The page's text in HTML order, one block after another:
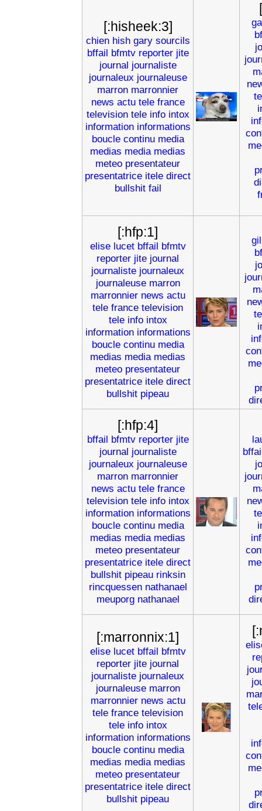
[:hisheek:3]
chien hish gary sourcils
bffail bfmtv reporter jite
journal journaliste
journaleux journaleuse
marron marronnier
news actu tele france
television tele info intox
information informations
boucle continu media
medias media medias
meteo presentateur
presentatrice itele direct
bullshit fail
[:hfp:1]
elise lucet bffail bfmtv
reporter jite journal
journaliste journaleux
journaleuse marron
marronnier news actu
tele france television
tele info intox
information informations
boucle continu media
medias media medias
meteo presentateur
presentatrice itele direct
bullshit pipeau
[:hfp:4]
bffail bfmtv reporter jite
journal journaliste
journaleux journaleuse
marron marronnier
news actu tele france
television tele info intox
information informations
boucle continu media
medias media medias
meteo presentateur
presentatrice itele direct
bullshit pipeau rinksin
rincquessen nathanael
meuporg nathanael
[:marronnix:1]
elise lucet bffail bfmtv
reporter jite journal
journaliste journaleux
journaleuse marron
marronnier news actu
tele france television
tele info intox
information informations
boucle continu media
medias media medias
meteo presentateur
presentatrice itele direct
bullshit pipeau